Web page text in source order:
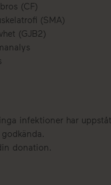
(CF)
(SMA)
(GJB2)
infektioner har
donation.